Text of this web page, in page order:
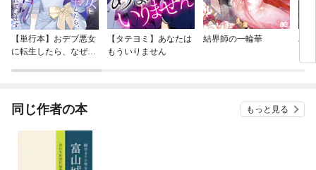
【単行本】おデブ悪女
に転生したら、なぜか
【タテヨミ】あなたは
もういりません
結界師の一輪華
バ
今
同じ作者の本 もっと見る